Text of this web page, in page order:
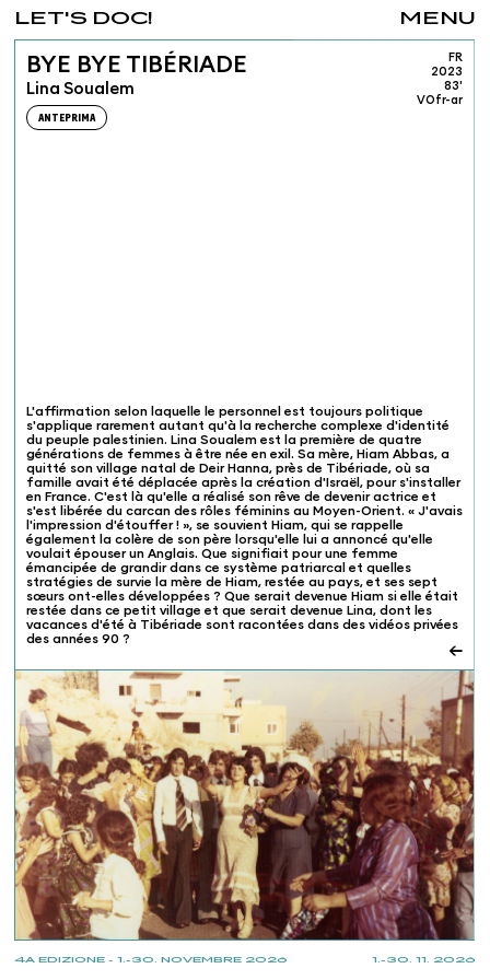
1.-30. 11. 2026
4A EDIZIONE - 1.-30. NOVEMBRE 2026
MENU
LET'S DOC!
BYE BYE TIBÉRIADE
Lina Soualem
ANTEPRIMA
FR
2023
83'
VOfr-ar
L'affirmation selon laquelle le personnel est toujours politique
s'applique rarement autant qu'à la recherche complexe d'identité
du peuple palestinien. Lina Soualem est la première de quatre
générations de femmes à être née en exil. Sa mère, Hiam Abbas, a
quitté son village natal de Deir Hanna, près de Tibériade, où sa
famille avait été déplacée après la création d'Israël, pour s'installer
en France. C'est là qu'elle a réalisé son rêve de devenir actrice et
s'est libérée du carcan des rôles féminins au Moyen-Orient. « J'avais
l'impression d'étouffer ! », se souvient Hiam, qui se rappelle
également la colère de son père lorsqu'elle lui a annoncé qu'elle
voulait épouser un Anglais. Que signifiait pour une femme
émancipée de grandir dans ce système patriarcal et quelles
stratégies de survie la mère de Hiam, restée au pays, et ses sept
sœurs ont-elles développées ? Que serait devenue Hiam si elle était
restée dans ce petit village et que serait devenue Lina, dont les
vacances d'été à Tibériade sont racontées dans des vidéos privées
des années 90 ?
←